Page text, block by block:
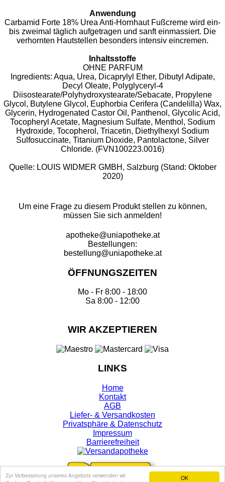
OK
Zur Verbesserung unseres Angebots verwenden wir
Anwendung
Carbamid Forte 18% Urea Anti-Hornhaut Fußcreme wird ein-
bis zweimal täglich aufgetragen und sanft einmassiert. Die
verhornten Hautstellen besonders intensiv eincremen.
Inhaltsstoffe
OHNE PARFUM
Ingredients: Aqua, Urea, Dicaprylyl Ether, Dibutyl Adipate,
Decyl Oleate, Polyglyceryl-4
Diisostearate/Polyhydroxystearate/Sebacate, Propylene
Glycol, Butylene Glycol, Euphorbia Cerifera (Candelilla) Wax,
Glycerin, Hydrogenated Castor Oil, Panthenol, Glycolic Acid,
Tocopheryl Acetate, Magnesium Sulfate, Menthol, Sodium
Hydroxide, Tocopherol, Triacetin, Diethylhexyl Sodium
Sulfosuccinate, Titanium Dioxide, Pantolactone, Silver
Chloride. (FVN100223.0016)
Quelle: LOUIS WIDMER GMBH, Salzburg (Stand: Oktober
2020)
Um eine Frage zu diesem Produkt stellen zu können,
müssen Sie sich anmelden!
apotheke@uniapotheke.at
Bestellungen:
bestellung@uniapotheke.at
ÖFFNUNGSZEITEN
Mo - Fr 8:00 - 18:00
Sa 8:00 - 12:00
WIR AKZEPTIEREN
LINKS
Home
Kontakt
AGB
Liefer- & Versandkosten
Privatsphäre & Datenschutz
Impressum
Barrierefreiheit